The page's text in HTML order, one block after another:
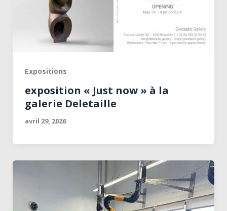
Expositions
exposition « Just now » à la
galerie Deletaille
avril 29, 2026